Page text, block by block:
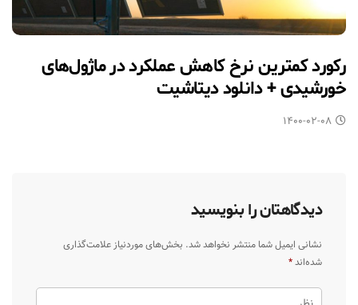
رکورد کمترین نرخ کاهش عملکرد در ماژول‎‌های
خورشیدی + دانلود دیتاشیت
۱۴۰۰-۰۲-۰۸
دیدگاهتان را بنویسید
نشانی ایمیل شما منتشر نخواهد شد. بخش‌های موردنیاز علامت‌گذاری
شده‌اند*